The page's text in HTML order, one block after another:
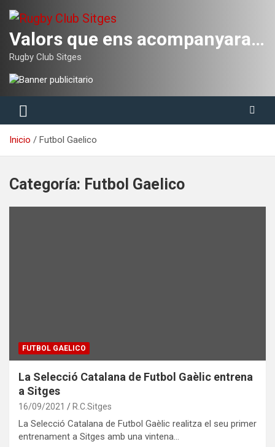
contenido
Valors que ens acompanyaran tota la vida
Rugby Club Sitges
Inicio Futbol Gaelico
Categoría: Futbol Gaelico
FUTBOL GAELICO
La Selecció Catalana de Futbol Gaèlic entrena
a Sitges
16/09/2021 R.C.Sitges
La Selecció Catalana de Futbol Gaèlic realitza el seu primer
entrenament a Sitges amb una vintena…